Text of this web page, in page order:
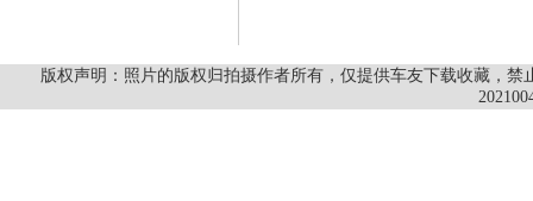
版权声明：照片的版权归拍摄作者所有，仅提供车友下载收藏，